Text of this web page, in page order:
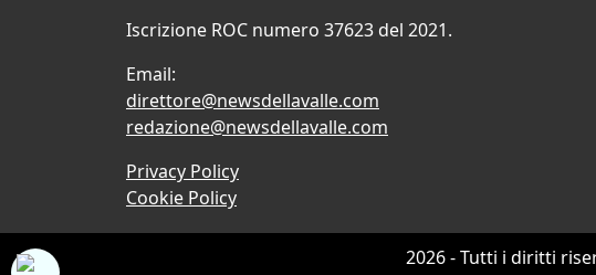
Iscrizione ROC numero 37623 del 2021.
Email:
direttore@newsdellavalle.com
redazione@newsdellavalle.com
Privacy Policy
Cookie Policy
2026 - Tutti i diritti